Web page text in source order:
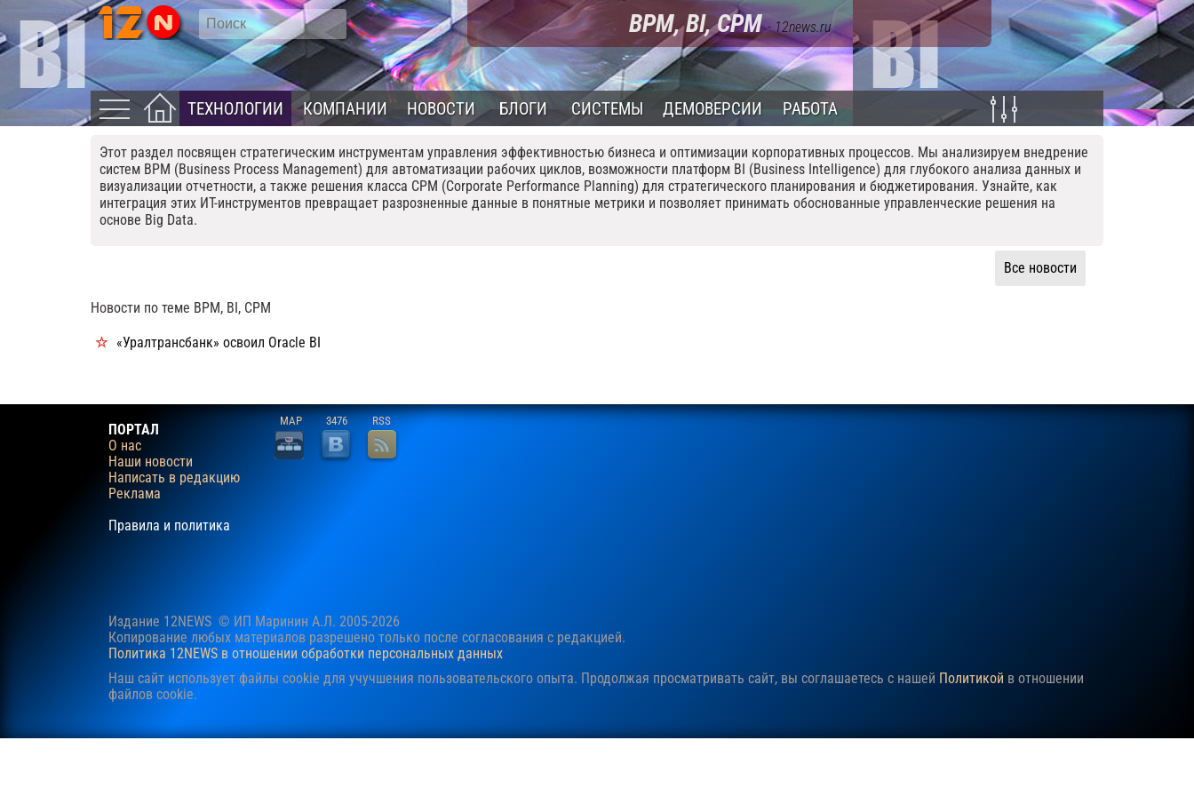
BPM, BI, CPM- 12news.ru
ТЕХНОЛОГИИ КОМПАНИИ НОВОСТИ БЛОГИ СИСТЕМЫ ДЕМОВЕРСИИ РАБОТА
Этот раздел посвящен стратегическим инструментам управления эффективностью бизнеса и оптимизации корпоративных процессов. Мы анализируем внедрение
систем BPM (Business Process Management) для автоматизации рабочих циклов, возможности платформ BI (Business Intelligence) для глубокого анализа данных и
визуализации отчетности, а также решения класса CPM (Corporate Performance Planning) для стратегического планирования и бюджетирования. Узнайте, как
интеграция этих ИТ-инструментов превращает разрозненные данные в понятные метрики и позволяет принимать обоснованные управленческие решения на
основе Big Data.
Все новости
Новости по теме BPM, BI, CPM
«Уралтрансбанк» освоил Oracle BI
ПОРТАЛ
О нас
Наши новости
Написать в редакцию
Реклама
Правила и политика
MAP 3476 RSS
Издание 12NEWS © ИП Маринин А.Л. 2005-2026
Копирование любых материалов разрешено только после согласования c редакцией.
Политика 12NEWS в отношении обработки персональных данных
Наш сайт использует файлы cookie для учучшения пользовательского опыта. Продолжая просматривать сайт, вы соглашаетесь с нашей Политикой в отношении
файлов cookie.